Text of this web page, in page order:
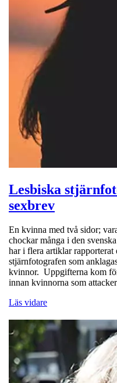
Lesbiska
sexbrev
En kvinna med två sidor;
chockar många i den
har i flera artiklar rapporterat
stjärnfotografen som
kvinnor. Uppgifterna kom
innan kvinnorna som
Läs vidare